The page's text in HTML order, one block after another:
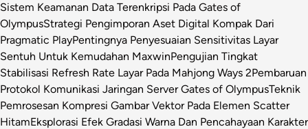
Sistem Keamanan Data Terenkripsi Pada Gates of
OlympusStrategi Pengimporan Aset Digital Kompak Dari
Pragmatic PlayPentingnya Penyesuaian Sensitivitas Layar
Sentuh Untuk Kemudahan MaxwinPengujian Tingkat
Stabilisasi Refresh Rate Layar Pada Mahjong Ways 2Pembaruan
Protokol Komunikasi Jaringan Server Gates of OlympusTeknik
Pemrosesan Kompresi Gambar Vektor Pada Elemen Scatter
HitamEksplorasi Efek Gradasi Warna Dan Pencahayaan Karakter